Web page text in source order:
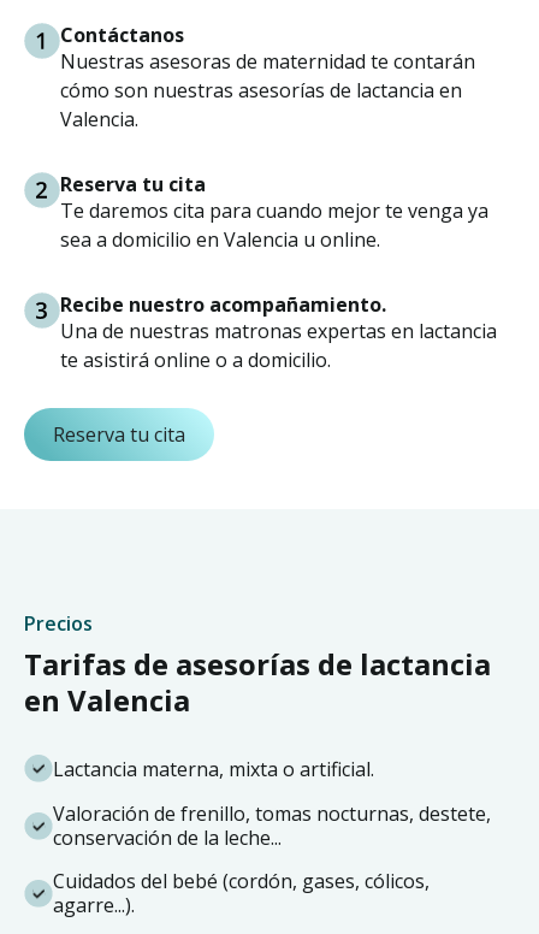
Contáctanos
Nuestras asesoras de maternidad te contarán
cómo son nuestras asesorías de lactancia en
Valencia.
Reserva tu cita
Te daremos cita para cuando mejor te venga ya
sea a domicilio en Valencia u online.
Recibe nuestro acompañamiento.
Una de nuestras matronas expertas en lactancia
te asistirá online o a domicilio.
Reserva tu cita
Precios
Tarifas de asesorías de lactancia
en Valencia
Lactancia materna, mixta o artificial.
Valoración de frenillo, tomas nocturnas, destete,
conservación de la leche...
Cuidados del bebé (cordón, gases, cólicos,
agarre...).